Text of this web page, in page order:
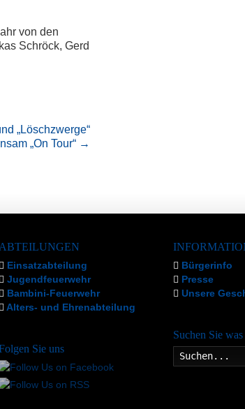
von den
Schröck, Gerd
„Löschzwerge“
„On Tour“ →
ABTEILUNGEN
Einsatzabteilung
Jugendfeuerwehr
Bambini-Feuerwehr
Alters- und Ehrenabteilung
Sie uns
Bürgerinfo
Presse
Unsere
Suchen Sie